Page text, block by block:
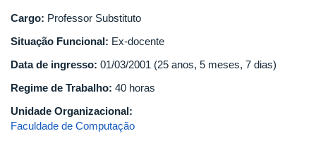
Cargo: Professor Substituto
Situação Funcional: Ex-docente
Data de ingresso: 01/03/2001 (25 anos, 5 meses, 7 dias)
Regime de Trabalho: 40 horas
Unidade Organizacional:
Faculdade de Computação